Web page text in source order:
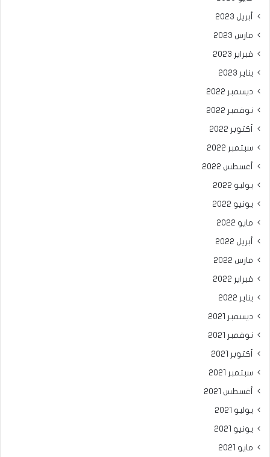
أبريل 2023
مارس 2023
فبراير 2023
يناير 2023
ديسمبر 2022
نوفمبر 2022
أكتوبر 2022
سبتمبر 2022
أغسطس 2022
يوليو 2022
يونيو 2022
مايو 2022
أبريل 2022
مارس 2022
فبراير 2022
يناير 2022
ديسمبر 2021
نوفمبر 2021
أكتوبر 2021
سبتمبر 2021
أغسطس 2021
يوليو 2021
يونيو 2021
مايو 2021